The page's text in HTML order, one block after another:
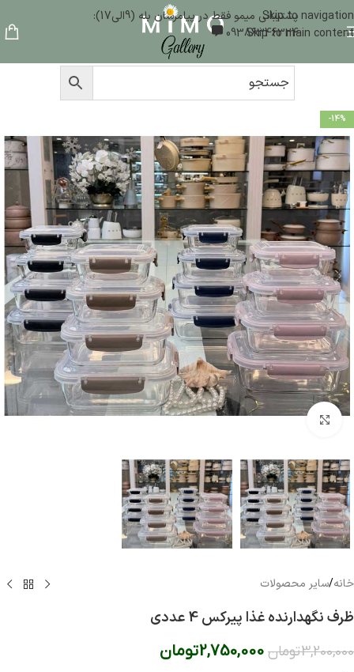
Skip to navigation
Skip to main content
پشتیبانی میمو فقط در پیامرسان بله (9الی17):
09386346324
-14%
بزرگنمایی تصویر
خانه/سایر محصولات
ظرف نگهدارنده غذا پیرکس 4 عددی
3,200,000تومان 2,750,000تومان